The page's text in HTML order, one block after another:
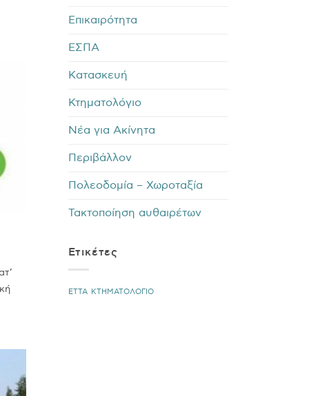
Επικαιρότητα
ΕΣΠΑ
Κατασκευή
Κτηματολόγιο
Νέα για Ακίνητα
Περιβάλλον
Πολεοδομία – Χωροταξία
Τακτοποίηση αυθαιρέτων
Ετικέτες
ΕΤΤΑ ΚΤΗΜΑΤΟΛΟΓΙΟ